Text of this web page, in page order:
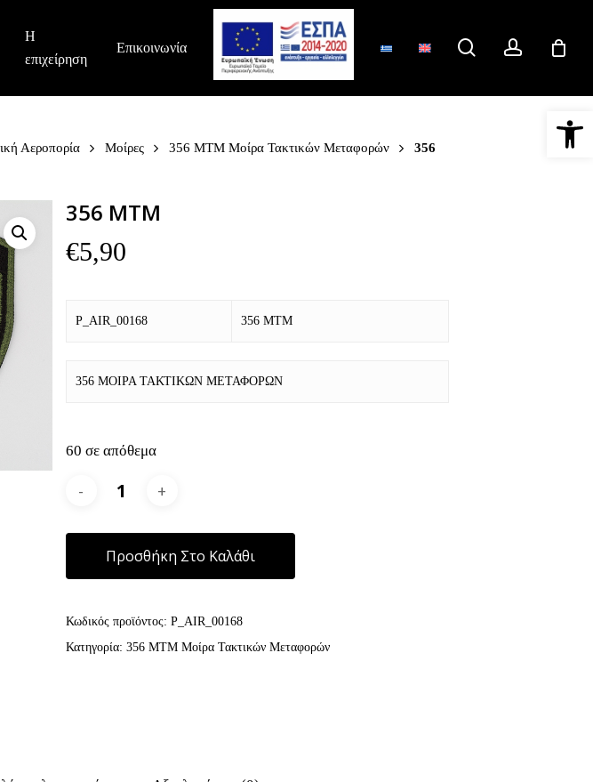
Η
επιχείρηση
Επικοινωνία searchaccount
Αεροπορία Μοίρες 356 ΜΤΜ Μοίρα Τακτικών Μεταφορών
356
356 ΜΤΜ
€5,90
P_AIR_00168 356 ΜΤΜ
356 ΜΟΙΡΑ ΤΑΚΤΙΚΩΝ ΜΕΤΑΦΟΡΩΝ
60 σε απόθεμα
Προσθήκη Στο Καλάθι
Κωδικός προϊόντος: P_AIR_00168
Κατηγορία: 356 ΜΤΜ Μοίρα Τακτικών Μεταφορών